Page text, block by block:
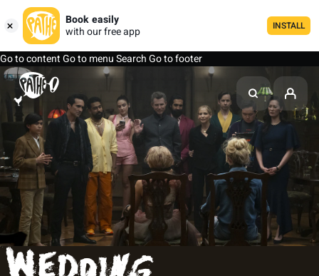
Book easily
with our free app
INSTALL
Go to contentGo to menuSearchGo to footer